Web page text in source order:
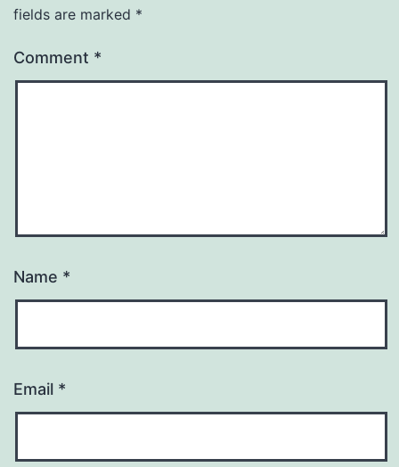
fields are marked *
Comment *
Name *
Email *